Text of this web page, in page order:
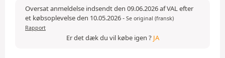
Oversat anmeldelse indsendt den 09.06.2026 af VAL efter
et købsoplevelse den 10.05.2026- Se original (fransk)
Rapport
Er det dæk du vil købe igen ? JA